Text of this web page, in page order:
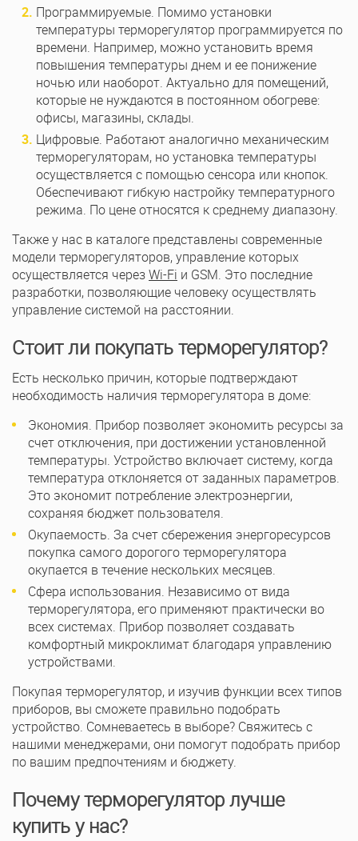
Программируемые. Помимо установки
температуры терморегулятор программируется по
времени. Например, можно установить время
повышения температуры днем и ее понижение
ночью или наоборот. Актуально для помещений,
которые не нуждаются в постоянном обогреве:
офисы, магазины, склады.
Цифровые. Работают аналогично механическим
терморегуляторам, но установка температуры
осуществляется с помощью сенсора или кнопок.
Обеспечивают гибкую настройку температурного
режима. По цене относятся к среднему диапазону.
Также у нас в каталоге представлены современные
модели терморегуляторов, управление которых
осуществляется черезWi-Fi и GSM. Это последние
разработки, позволяющие человеку осуществлять
управление системой на расстоянии.
Стоит ли покупать терморегулятор?
Есть несколько причин, которые подтверждают
необходимость наличия терморегулятора в доме:
Экономия. Прибор позволяет экономить ресурсы за
счет отключения, при достижении установленной
температуры. Устройство включает систему, когда
температура отклоняется от заданных параметров.
Это экономит потребление электроэнергии,
сохраняя бюджет пользователя.
Окупаемость. За счет сбережения энергоресурсов
покупка самого дорогого терморегулятора
окупается в течение нескольких месяцев.
Сфера использования. Независимо от вида
терморегулятора, его применяют практически во
всех системах. Прибор позволяет создавать
комфортный микроклимат благодаря управлению
устройствами.
Покупая терморегулятор, и изучив функции всех типов
приборов, вы сможете правильно подобрать
устройство. Сомневаетесь в выборе? Свяжитесь с
нашими менеджерами, они помогут подобрать прибор
по вашим предпочтениям и бюджету.
Почему терморегулятор лучше
купить у нас?